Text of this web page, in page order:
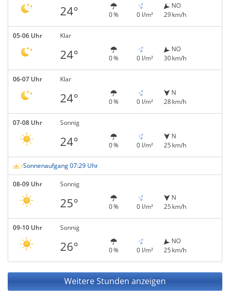
24° 0 % 0 l/m²
NO
29 km/h
05-06 Uhr Klar
24° 0 % 0 l/m²
NO
30 km/h
06-07 Uhr Klar
24° 0 % 0 l/m²
N
28 km/h
07-08 Uhr Sonnig
24° 0 % 0 l/m²
N
25 km/h
Sonnenaufgang 07:29 Uhr
08-09 Uhr Sonnig
25° 0 % 0 l/m²
N
25 km/h
09-10 Uhr Sonnig
26° 0 % 0 l/m²
NO
25 km/h
Weitere Stunden anzeigen